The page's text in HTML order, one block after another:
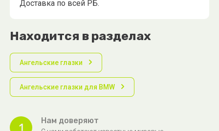
Доставка по всей РБ.
Находится в разделах
Ангельские глазки
Ангельские глазки для BMW
1
Нам доверяют